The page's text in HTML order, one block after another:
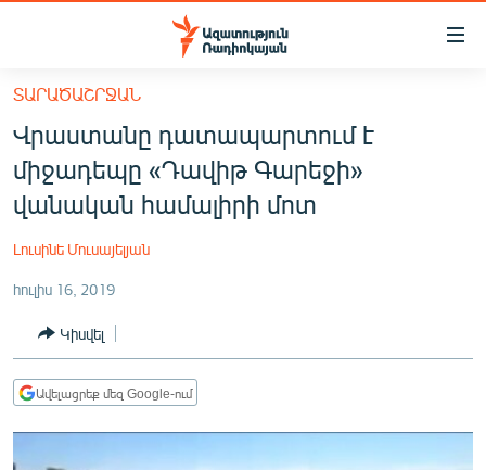
Մատչելիության
հիմնական
բովանդակությանը
Անցնել
հիմնական
մենյուին
ՀԱՅԱՍՏԱՆ
ՔԱՂԱՔԱԿԱՆ
ՏՆՏԵՍՈՒԹՅՈՒՆ
ՂԱՐԱԲԱՂ
ՏԱՐԱԾԱՇՐՋԱՆ
ՏԱՐԱԾԱՇՐՋԱՆ
Վրաստանը դատապարտում է
միջադեպը «Դավիթ Գարեջի»
վանական համալիրի մոտ
Լուսինե Մուսայելյան
հուլիս 16, 2019
Կիսվել
Ավելացրեք մեզ Google-ում